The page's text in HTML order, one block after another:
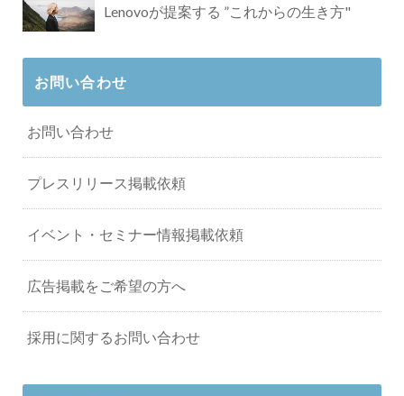
Lenovoが提案する ”これからの生き方"
お問い合わせ
お問い合わせ
プレスリリース掲載依頼
イベント・セミナー情報掲載依頼
広告掲載をご希望の方へ
採用に関するお問い合わせ